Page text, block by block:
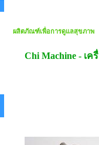
ผลิตภัณฑ์เพื่อการดูแลสุขภาพ
Chi Machine - เ